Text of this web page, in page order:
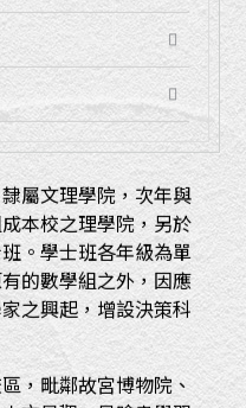
屬文理學院，次年與
本校之理學院，另於
。學士班各年級為單
的數學組之外，因應
之興起，增設決策科
，毗鄰故宮博物院、